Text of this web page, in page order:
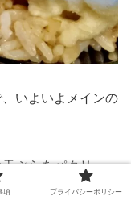
いよいよメインの
ぷらをパクリ。
項 プライバシーポリシー